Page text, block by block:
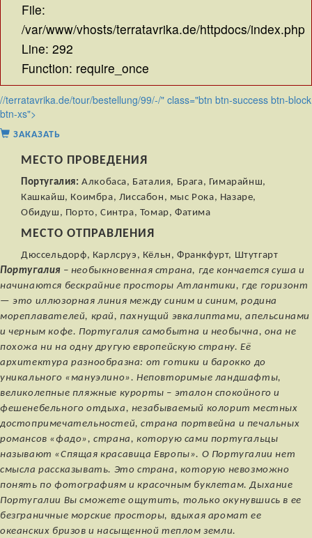
File:
/var/www/vhosts/terratavrika.de/httpdocs/index.php
Line: 292
Function: require_once
//terratavrika.de/tour/bestellung/99/-/" class="btn btn-success btn-block
btn-xs">
ЗАКАЗАТЬ
МЕСТО ПРОВЕДЕНИЯ
Португалия: Алкобаса, Баталия, Брага, Гимарайнш,
Кашкайш, Коимбра, Лиссабон, мыс Рока, Назаре,
Обидуш, Порто, Синтра, Томар, Фатима
МЕСТО ОТПРАВЛЕНИЯ
Дюссельдорф, Карлсруэ, Кёльн, Франкфурт, Штутгарт
Португалия – необыкновенная страна, где кончается суша и
начинаются бескрайние просторы Атлантики, где горизонт
— это иллюзорная линия между синим и синим, родина
мореплавателей, край, пахнущий эвкалиптами, апельсинами
и черным кофе. Португалия самобытна и необычна, она не
похожа ни на одну другую европейскую страну. Её
архитектура разнообразна: от готики и барокко до
уникального «мануэлино». Неповторимые ландшафты,
великолепные пляжные курорты – эталон спокойного и
фешенебельного отдыха, незабываемый колорит местных
достопримечательностей, страна портвейна и печальных
романсов «фадо», страна, которую сами португальцы
называют «Спящая красавица Европы». О Португалии нет
смысла рассказывать. Это страна, которую невозможно
понять по фотографиям и красочным буклетам. Дыхание
Португалии Вы сможете ощутить, только окунувшись в ее
безграничные морские просторы, вдыхая аромат ее
океанских бризов и насыщенной теплом земли.